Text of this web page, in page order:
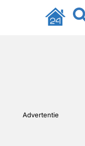
Advertentie